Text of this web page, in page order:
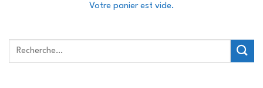
Votre panier est vide.
Recherche